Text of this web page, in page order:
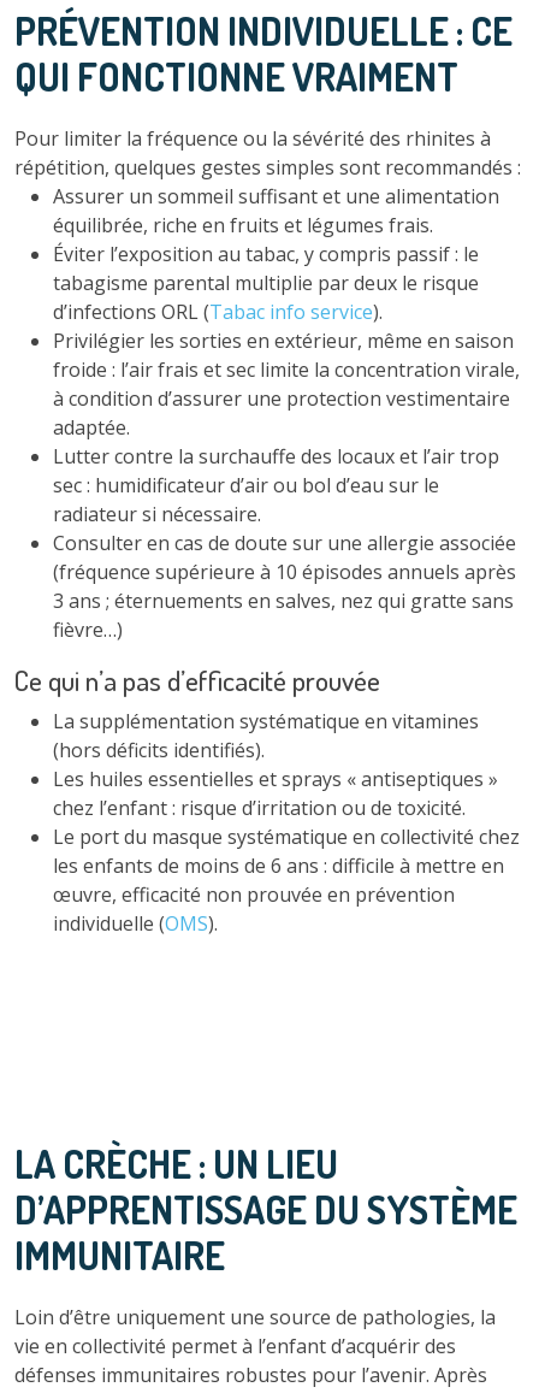
PRÉVENTION INDIVIDUELLE : CE
QUI FONCTIONNE VRAIMENT
Pour limiter la fréquence ou la sévérité des rhinites à
répétition, quelques gestes simples sont recommandés :
Assurer un sommeil suffisant et une alimentation
équilibrée, riche en fruits et légumes frais.
Éviter l’exposition au tabac, y compris passif : le
tabagisme parental multiplie par deux le risque
d’infections ORL (Tabac info service).
Privilégier les sorties en extérieur, même en saison
froide : l’air frais et sec limite la concentration virale,
à condition d’assurer une protection vestimentaire
adaptée.
Lutter contre la surchauffe des locaux et l’air trop
sec : humidificateur d’air ou bol d’eau sur le
radiateur si nécessaire.
Consulter en cas de doute sur une allergie associée
(fréquence supérieure à 10 épisodes annuels après
3 ans ; éternuements en salves, nez qui gratte sans
fièvre…)
Ce qui n’a pas d’efficacité prouvée
La supplémentation systématique en vitamines
(hors déficits identifiés).
Les huiles essentielles et sprays « antiseptiques »
chez l’enfant : risque d’irritation ou de toxicité.
Le port du masque systématique en collectivité chez
les enfants de moins de 6 ans : difficile à mettre en
œuvre, efficacité non prouvée en prévention
individuelle (OMS).
LA CRÈCHE : UN LIEU
D’APPRENTISSAGE DU SYSTÈME
IMMUNITAIRE
Loin d’être uniquement une source de pathologies, la
vie en collectivité permet à l’enfant d’acquérir des
défenses immunitaires robustes pour l’avenir. Après